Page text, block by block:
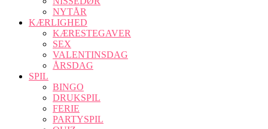
NYTÅR
KÆRLIGHED
KÆRESTEGAVER
SEX
VALENTINSDAG
ÅRSDAG
SPIL
BINGO
DRUKSPIL
FERIE
PARTYSPIL